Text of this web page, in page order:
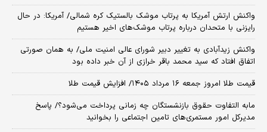
واکنش ارتش آمریکا به پرتاب موشک بالستیک کره شمالی/ آمریکا: در حال
رایزنی با متحدان درباره پرتاب موشک‌های اخیر هستیم
واکنش زیدآبادی به تغییر دبیر شورای عالی امنیت ملی/ به همان صورتی
اتفاق افتاد که سید محمد باقر خرازی از آن خبر داده بود
قیمت طلا امروز جمعه ۱۶ مرداد ۱۴۰۵/ افزایش قیمت طلا
مابه التفاوت حقوق بازنشستگان چه زمانی پرداخت می‌شود؟/ پاسخ
مدیرکل امور مستمری‌های تامین اجتماعی را بخوانید